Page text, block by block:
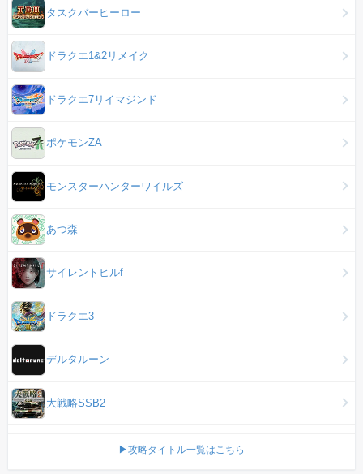
タスクバーヒーロー
ドラクエ1&2リメイク
ドラクエ7リイマジンド
ポケモンZA
モンスターハンターワイルズ
あつ森
サイレントヒルf
ドラクエ3
デルタルーン
大戦略SSB2
▶攻略タイトル一覧はこちら